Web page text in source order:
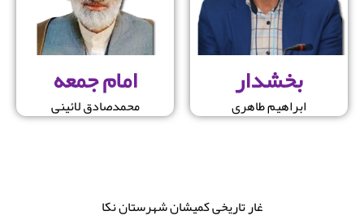
بخشدار
ابراهیم طاهری
امام جمعه
محمدصادق لائینی
غار تاریخی کمیشان شهرستان نکا